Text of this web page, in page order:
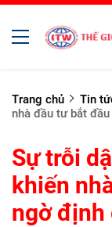
Trang chủ Tin
nhà đầu tư bắt
Sự trỗi
khiến
ngờ định